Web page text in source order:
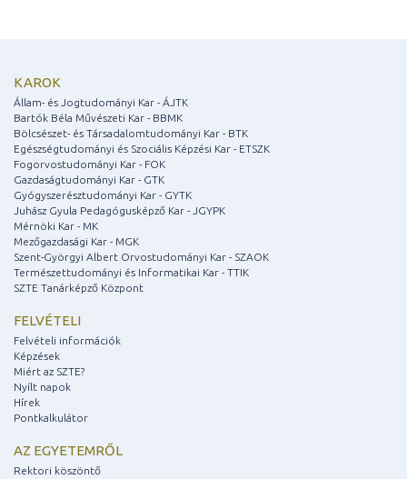
KAROK
Állam- és Jogtudományi Kar - ÁJTK
Bartók Béla Művészeti Kar - BBMK
Bölcsészet- és Társadalomtudományi Kar - BTK
Egészségtudományi és Szociális Képzési Kar - ETSZK
Fogorvostudományi Kar - FOK
Gazdaságtudományi Kar - GTK
Gyógyszerésztudományi Kar - GYTK
Juhász Gyula Pedagógusképző Kar - JGYPK
Mérnöki Kar - MK
Mezőgazdasági Kar - MGK
Szent-Györgyi Albert Orvostudományi Kar - SZAOK
Természettudományi és Informatikai Kar - TTIK
SZTE Tanárképző Központ
FELVÉTELI
Felvételi információk
Képzések
Miért az SZTE?
Nyílt napok
Hírek
Pontkalkulátor
AZ EGYETEMRŐL
Rektori köszöntő